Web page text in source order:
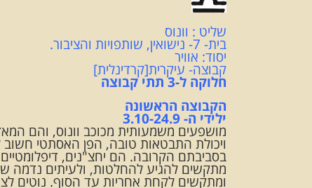
שליט : וונוס
בית- 7- נישואין, שותפויות והציבור.
יסוד: אוויר
קבוצה- עיקרית[קרדינלית]
חלוקה ל-3 תתי קבוצה
הקבוצה הראשונה
ילידי ה- 3.10-24.9
מושפעים משמעותית מכוכב וונוס, והם
ויכולת התבטאות טובה, הפן האסתטי
בסביבתם הקרובה. הם יחצ"נים,
מתקשים להגיע להחלטות, ולעיתים נדמה
ומתקשים לקחת אחריות עד הסוף. נוטים